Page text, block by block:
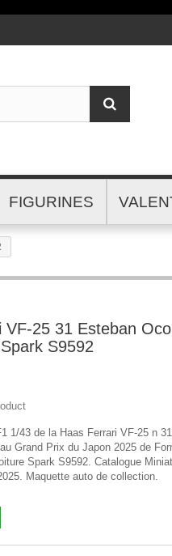
FIGURINES
VF-25 31 Esteban
S9592
1/43 de la Haas Ferrari VF-25 n
Grand Prix du Japon 2025 de
Spark S9592. Catalogue
Maquette auto de collection.